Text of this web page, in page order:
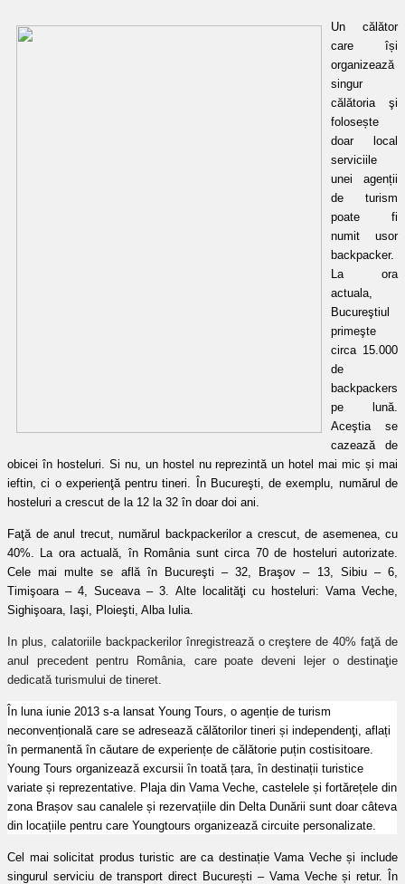
Un călător
care își
organizează
singur
călătoria şi
folosește
doar local
serviciile
unei agenții
de turism
poate fi
numit usor
backpacker.
La ora
actuala,
Bucureştiul
primeşte
circa 15.000
de
backpackers
pe lună.
Aceştia se
cazează de
obicei în hosteluri. Si nu, un hostel nu reprezintă un hotel mai mic și mai
ieftin, ci o experienţă pentru tineri. În Bucureşti, de exemplu, numărul de
hosteluri a crescut de la 12 la 32 în doar doi ani.
Faţă de anul trecut, numărul backpackerilor a crescut, de asemenea, cu
40%. La ora actuală, în România sunt circa 70 de hosteluri autorizate.
Cele mai multe se află în Bucureşti – 32, Braşov – 13, Sibiu – 6,
Timişoara – 4, Suceava – 3. Alte localităţi cu hosteluri: Vama Veche,
Sighişoara, Iaşi, Ploieşti, Alba Iulia.
In plus, calatoriile backpackerilor înregistrează o creştere de 40% faţă de
anul precedent pentru România, care poate deveni lejer o destinaţie
dedicată turismului de tineret.
În luna iunie 2013 s-a lansat Young Tours, o agenție de turism
neconvențională care se adresează călătorilor tineri și independenţi, aflați
în permanentă în căutare de experiențe de călătorie puțin costisitoare.
Young Tours organizează excursii în toată țara, în destinații turistice
variate și reprezentative. Plaja din Vama Veche, castelele și fortărețele din
zona Brașov sau canalele și rezervațiile din Delta Dunării sunt doar câteva
din locațiile pentru care Youngtours organizează circuite personalizate.
Cel mai solicitat produs turistic are ca destinație Vama Veche și include
singurul serviciu de transport direct București – Vama Veche și retur. În